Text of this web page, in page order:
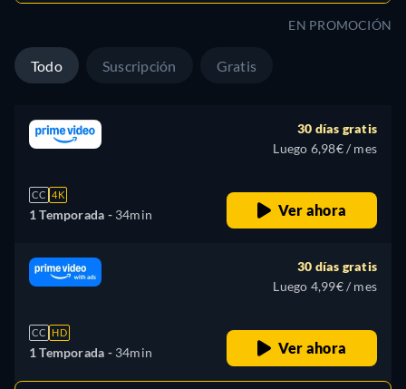
EN PROMOCIÓN
Todo Suscripción Gratis
CC 4K
1 Temporada - 34min
30 días gratis
Luego 6,98€ / mes
Ver ahora
CC HD
1 Temporada - 34min
30 días gratis
Luego 4,99€ / mes
Ver ahora